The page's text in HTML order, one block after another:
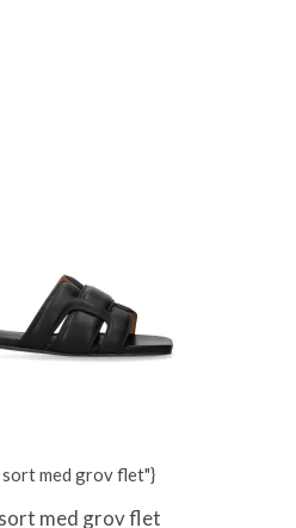
med grov flet"}
sort med grov flet